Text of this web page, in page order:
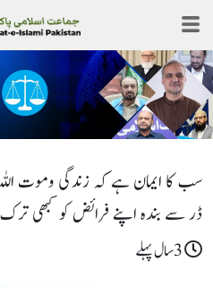
سب کا ایمان ہے کہ زندگی وموت
ڈر سے بندہ اپنے فرائض کو کبھی ترک